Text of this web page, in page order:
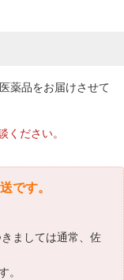
薬品をお届けさせて
ださい。
です。
ましては通常、佐
。